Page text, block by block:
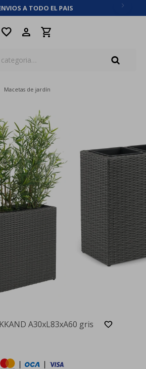
A TODO EL PAIS
favorite
Macetas de jardín
A30xL83xA60 gris
| |